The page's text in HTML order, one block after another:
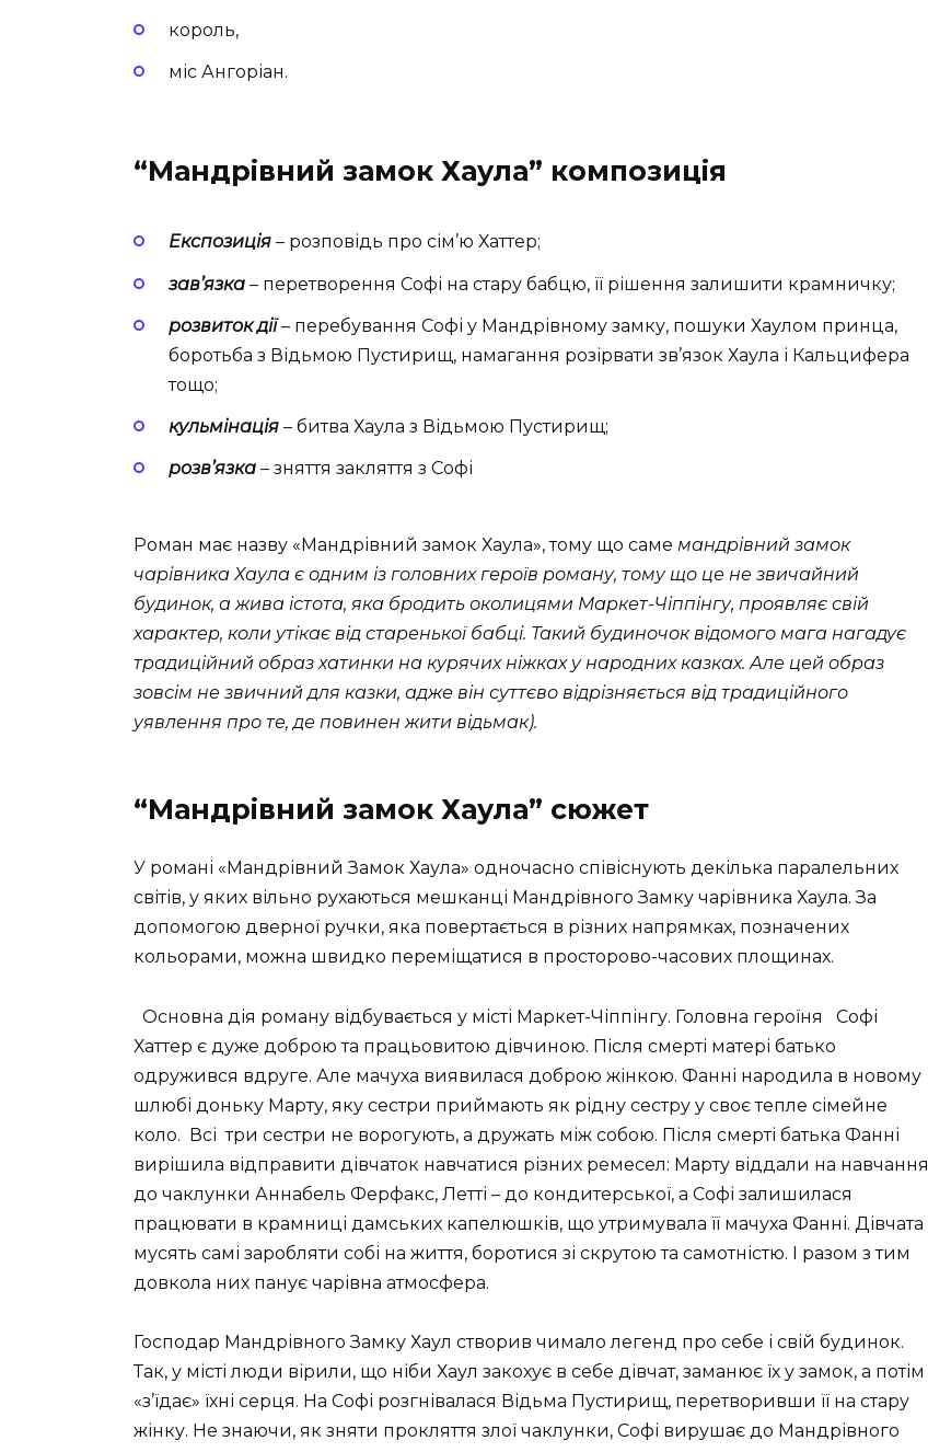
король,
міс Ангоріан.
“Мандрівний замок Хаула” композиція
Експозиція – розповідь про сім’ю Хаттер;
зав’язка – перетворення Софі на стару бабцю, її рішення залишити крамничку;
розвиток дії– перебування Софі у Мандрівному замку, пошуки Хаулом принца,
боротьба з Відьмою Пустирищ, намагання розірвати зв’язок Хаула і Кальцифера
тощо;
кульмінація – битва Хаула з Відьмою Пустирищ;
розв’язка – зняття закляття з Софі
Роман має назву «Мандрівний замок Хаула», тому що саме мандрівний замок
чарівника Хаула є одним із головних героїв роману, тому що це не звичайний
будинок, а жива істота, яка бродить околицями Маркет-Чіппінгу, проявляє свій
характер, коли утікає від старенької бабці. Такий будиночок відомого мага нагадує
традиційний образ хатинки на курячих ніжках у народних казках. Але цей образ
зовсім не звичний для казки, адже він суттєво відрізняється від традиційного
уявлення про те, де повинен жити відьмак).
“Мандрівний замок Хаула” сюжет
У романі «Мандрівний Замок Хаула» одночасно співіснують декілька паралельних
світів, у яких вільно рухаються мешканці Мандрівного Замку чарівника Хаула. За
допомогою дверної ручки, яка повертається в різних напрямках, позначених
кольорами, можна швидко переміщатися в просторово-часових площинах.
Основна дія роману відбувається у місті Маркет-Чіппінгу. Головна героїня Софі
Хаттер є дуже доброю та працьовитою дівчиною. Після смерті матері батько
одружився вдруге. Але мачуха виявилася доброю жінкою. Фанні народила в новому
шлюбі доньку Марту, яку сестри приймають як рідну сестру у своє тепле сімейне
коло. Всі три сестри не ворогують, а дружать між собою. Після смерті батька Фанні
вирішила відправити дівчаток навчатися різних ремесел: Марту віддали на навчання
до чаклунки Аннабель Ферфакс, Летті – до кондитерської, а Софі залишилася
працювати в крамниці дамських капелюшків, що утримувала її мачуха Фанні. Дівчата
мусять самі заробляти собі на життя, боротися зі скрутою та самотністю. І разом з тим
довкола них панує чарівна атмосфера.
Господар Мандрівного Замку Хаул створив чимало легенд про себе і свій будинок.
Так, у місті люди вірили, що ніби Хаул закохує в себе дівчат, заманює їх у замок, а потім
«з’їдає» їхні серця. На Софі розгнівалася Відьма Пустирищ, перетворивши її на стару
жінку. Не знаючи, як зняти прокляття злої чаклунки, Софі вирушає до Мандрівного